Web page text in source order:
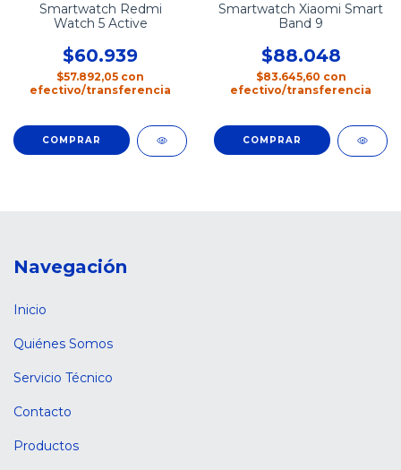
Smartwatch Redmi
Watch 5 Active
$60.939
$57.892,05 con
efectivo/transferencia
Smartwatch Xiaomi Smart
Band 9
$88.048
$83.645,60 con
efectivo/transferencia
Navegación
Inicio
Quiénes Somos
Servicio Técnico
Contacto
Productos